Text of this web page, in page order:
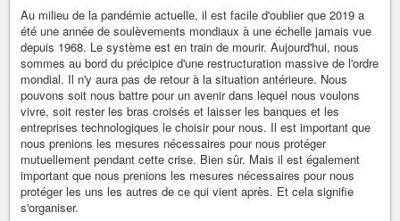
Au milieu de la pandémie actuelle, il est facile d'oublier que 2019 a
été une année de soulèvements mondiaux à une échelle jamais vue
depuis 1968. Le système est en train de mourir. Aujourd'hui, nous
sommes au bord du précipice d'une restructuration massive de l'ordre
mondial. Il n'y aura pas de retour à la situation antérieure. Nous
pouvons soit nous battre pour un avenir dans lequel nous voulons
vivre, soit rester les bras croisés et laisser les banques et les
entreprises technologiques le choisir pour nous. Il est important que
nous prenions les mesures nécessaires pour nous protéger
mutuellement pendant cette crise. Bien sûr. Mais il est également
important que nous prenions les mesures nécessaires pour nous
protéger les uns les autres de ce qui vient après. Et cela signifie
s'organiser.